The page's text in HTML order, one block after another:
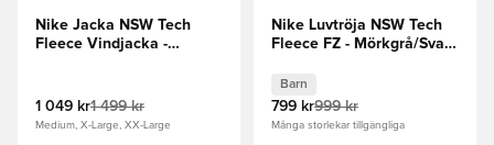
Nike Jacka NSW Tech
Fleece Vindjacka -
1 049 kr1 499 kr
Medium, X-Large, XX-Large
Nike Luvtröja NSW Tech
Fleece FZ - Mörkgrå/Svart
Barn
799 kr999 kr
Många storlekar tillgängliga